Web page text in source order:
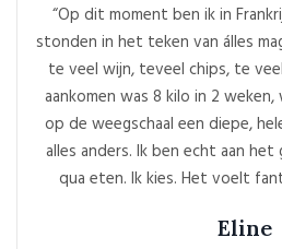
“Op dit moment ben ik in
stonden in het teken van álles
te veel wijn, teveel chips, te
aankomen was 8 kilo in 2
op de weegschaal een diepe,
alles anders. Ik ben echt aan
qua eten. Ik kies. Het voelt
Eline